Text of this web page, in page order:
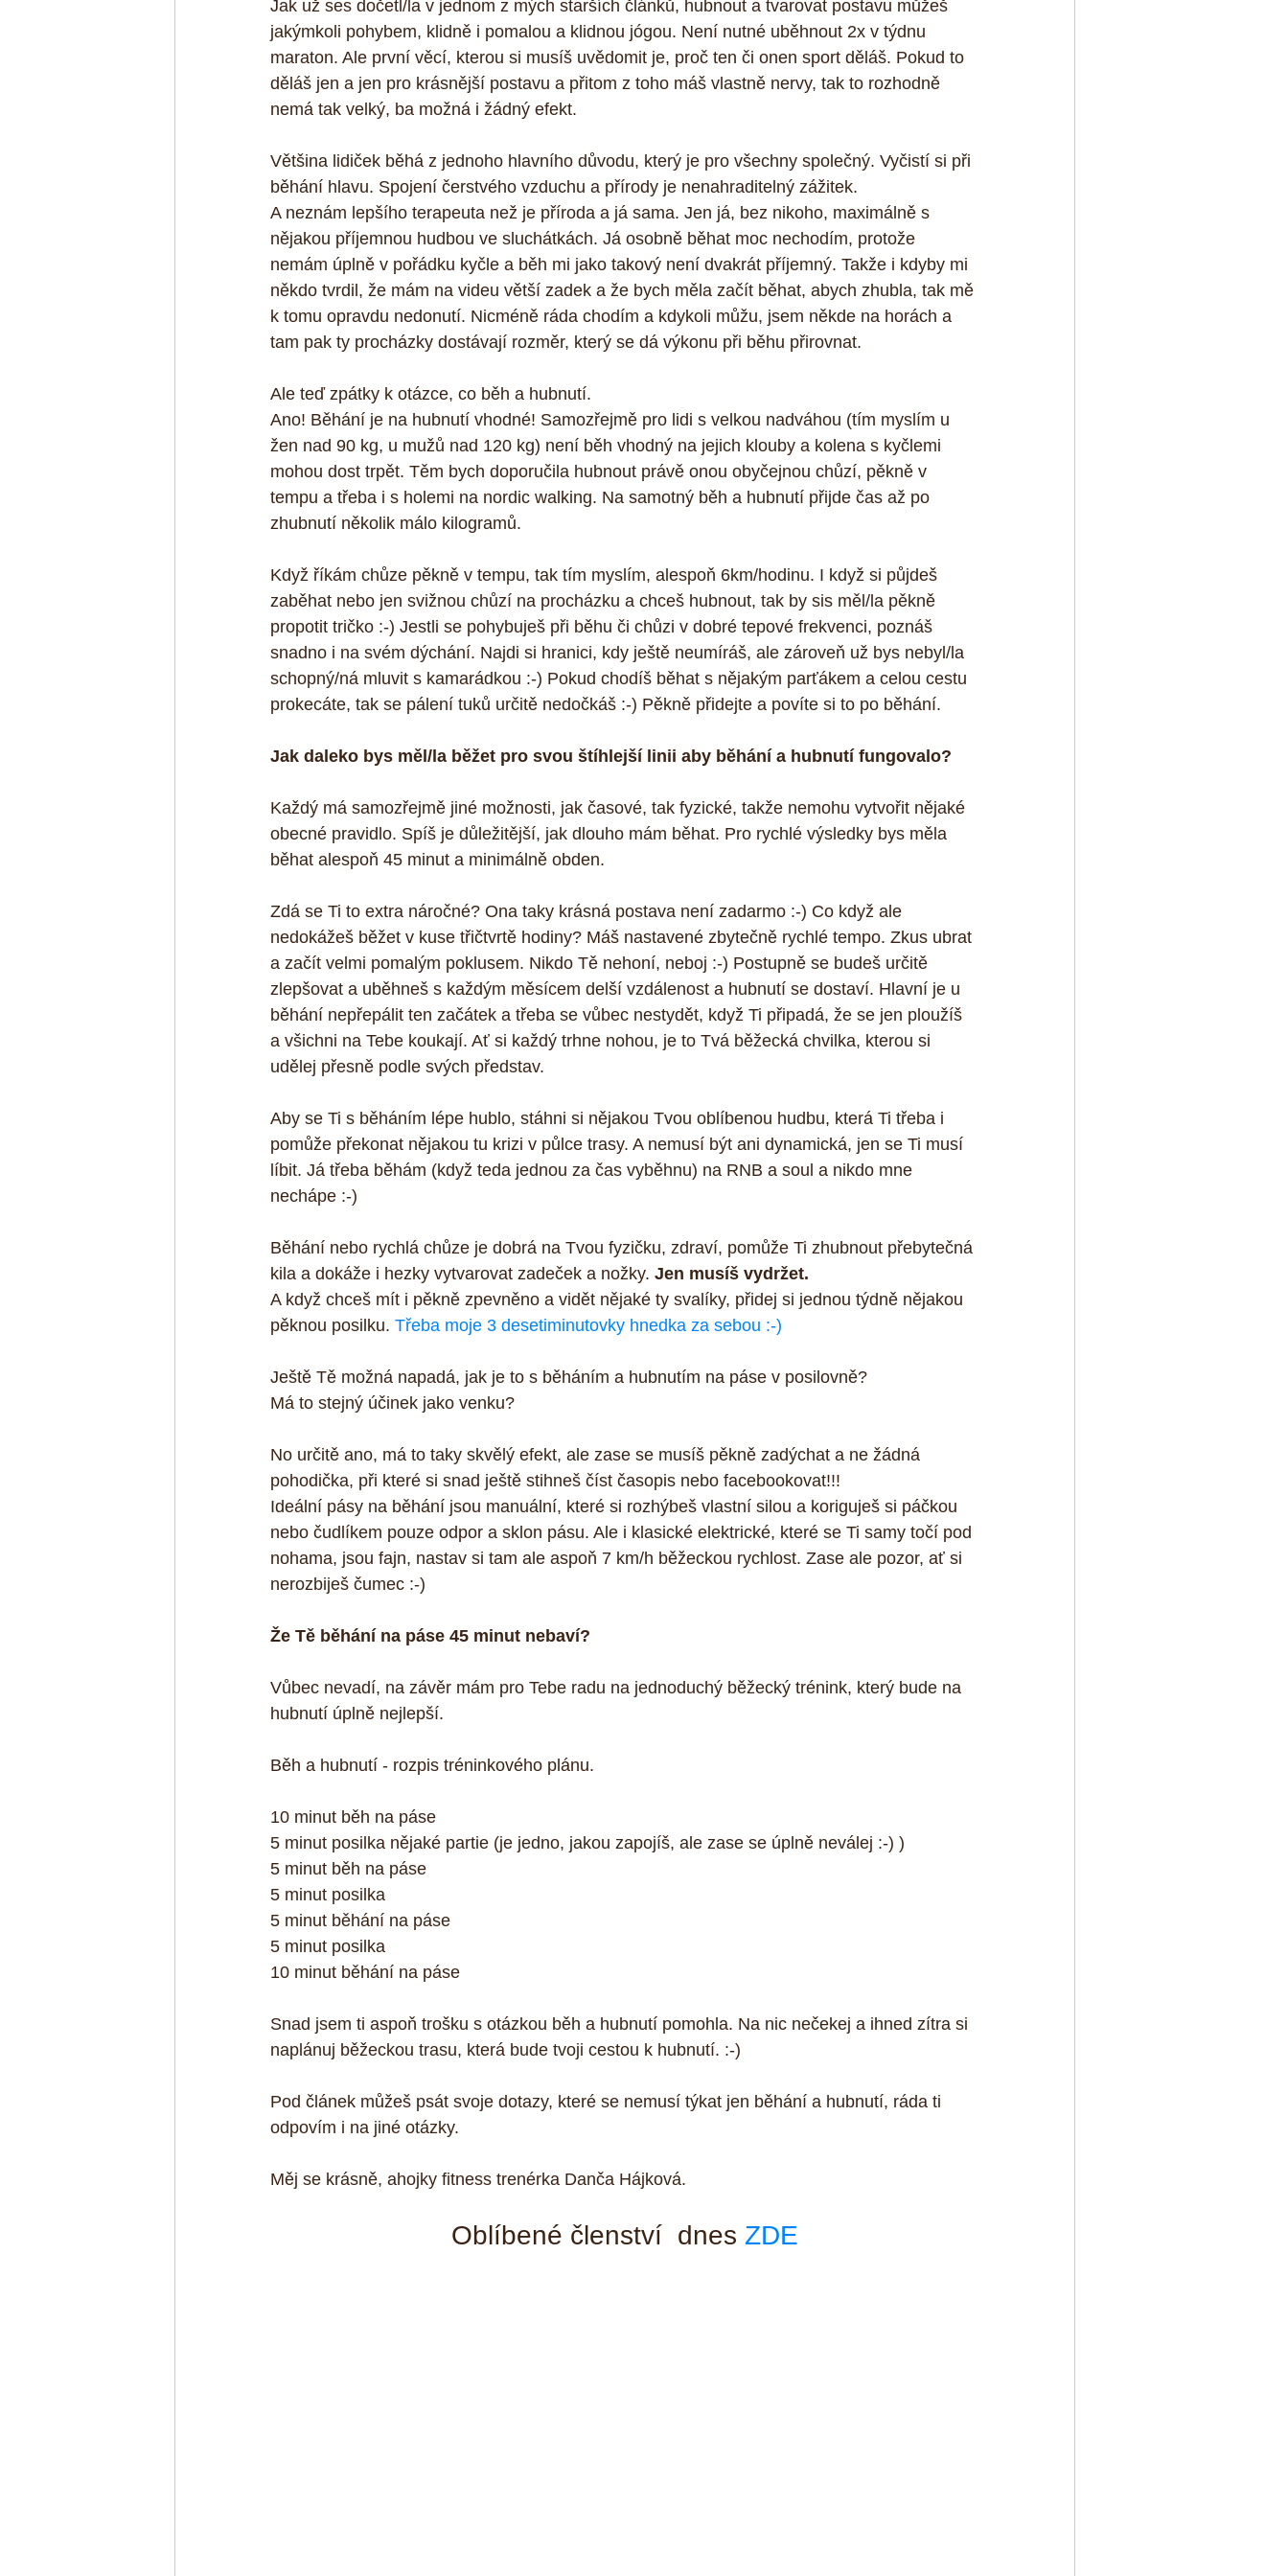
Jak už ses dočetl/la v jednom z mých starších článků, hubnout a tvarovat postavu můžeš
jakýmkoli pohybem, klidně i pomalou a klidnou jógou. Není nutné uběhnout 2x v týdnu
maraton. Ale první věcí, kterou si musíš uvědomit je, proč ten či onen sport děláš. Pokud to
děláš jen a jen pro krásnější postavu a přitom z toho máš vlastně nervy, tak to rozhodně
nemá tak velký, ba možná i žádný efekt.
Většina lidiček běhá z jednoho hlavního důvodu, který je pro všechny společný. Vyčistí si při
běhání hlavu. Spojení čerstvého vzduchu a přírody je nenahraditelný zážitek.
A neznám lepšího terapeuta než je příroda a já sama. Jen já, bez nikoho, maximálně s
nějakou příjemnou hudbou ve sluchátkách. Já osobně běhat moc nechodím, protože
nemám úplně v pořádku kyčle a běh mi jako takový není dvakrát příjemný. Takže i kdyby mi
někdo tvrdil, že mám na videu větší zadek a že bych měla začít běhat, abych zhubla, tak mě
k tomu opravdu nedonutí. Nicméně ráda chodím a kdykoli můžu, jsem někde na horách a
tam pak ty procházky dostávají rozměr, který se dá výkonu při běhu přirovnat.
Ale teď zpátky k otázce, co běh a hubnutí.
Ano! Běhání je na hubnutí vhodné! Samozřejmě pro lidi s velkou nadváhou (tím myslím u
žen nad 90 kg, u mužů nad 120 kg) není běh vhodný na jejich klouby a kolena s kyčlemi
mohou dost trpět. Těm bych doporučila hubnout právě onou obyčejnou chůzí, pěkně v
tempu a třeba i s holemi na nordic walking. Na samotný běh a hubnutí přijde čas až po
zhubnutí několik málo kilogramů.
Když říkám chůze pěkně v tempu, tak tím myslím, alespoň 6km/hodinu. I když si půjdeš
zaběhat nebo jen svižnou chůzí na procházku a chceš hubnout, tak by sis měl/la pěkně
propotit tričko :-) Jestli se pohybuješ při běhu či chůzi v dobré tepové frekvenci, poznáš
snadno i na svém dýchání. Najdi si hranici, kdy ještě neumíráš, ale zároveň už bys nebyl/la
schopný/ná mluvit s kamarádkou :-) Pokud chodíš běhat s nějakým parťákem a celou cestu
prokecáte, tak se pálení tuků určitě nedočkáš :-) Pěkně přidejte a povíte si to po běhání.
Jak daleko bys měl/la běžet pro svou štíhlejší linii aby běhání a hubnutí fungovalo?
Každý má samozřejmě jiné možnosti, jak časové, tak fyzické, takže nemohu vytvořit nějaké
obecné pravidlo. Spíš je důležitější, jak dlouho mám běhat. Pro rychlé výsledky bys měla
běhat alespoň 45 minut a minimálně obden.
Zdá se Ti to extra náročné? Ona taky krásná postava není zadarmo :-) Co když ale
nedokážeš běžet v kuse třičtvrtě hodiny? Máš nastavené zbytečně rychlé tempo. Zkus ubrat
a začít velmi pomalým poklusem. Nikdo Tě nehoní, neboj :-) Postupně se budeš určitě
zlepšovat a uběhneš s každým měsícem delší vzdálenost a hubnutí se dostaví. Hlavní je u
běhání nepřepálit ten začátek a třeba se vůbec nestydět, když Ti připadá, že se jen ploužíš
a všichni na Tebe koukají. Ať si každý trhne nohou, je to Tvá běžecká chvilka, kterou si
udělej přesně podle svých představ.
Aby se Ti s běháním lépe hublo, stáhni si nějakou Tvou oblíbenou hudbu, která Ti třeba i
pomůže překonat nějakou tu krizi v půlce trasy. A nemusí být ani dynamická, jen se Ti musí
líbit. Já třeba běhám (když teda jednou za čas vyběhnu) na RNB a soul a nikdo mne
nechápe :-)
Běhání nebo rychlá chůze je dobrá na Tvou fyzičku, zdraví, pomůže Ti zhubnout přebytečná
kila a dokáže i hezky vytvarovat zadeček a nožky. Jen musíš vydržet.
A když chceš mít i pěkně zpevněno a vidět nějaké ty svalíky, přidej si jednou týdně nějakou
pěknou posilku. Třeba moje 3 desetiminutovky hnedka za sebou :-)
Ještě Tě možná napadá, jak je to s běháním a hubnutím na páse v posilovně?
Má to stejný účinek jako venku?
No určitě ano, má to taky skvělý efekt, ale zase se musíš pěkně zadýchat a ne žádná
pohodička, při které si snad ještě stihneš číst časopis nebo facebookovat!!!
Ideální pásy na běhání jsou manuální, které si rozhýbeš vlastní silou a koriguješ si páčkou
nebo čudlíkem pouze odpor a sklon pásu. Ale i klasické elektrické, které se Ti samy točí pod
nohama, jsou fajn, nastav si tam ale aspoň 7 km/h běžeckou rychlost. Zase ale pozor, ať si
nerozbiješ čumec :-)
Že Tě běhání na páse 45 minut nebaví?
Vůbec nevadí, na závěr mám pro Tebe radu na jednoduchý běžecký trénink, který bude na
hubnutí úplně nejlepší.
Běh a hubnutí - rozpis tréninkového plánu.
10 minut běh na páse
5 minut posilka nějaké partie (je jedno, jakou zapojíš, ale zase se úplně neválej :-) )
5 minut běh na páse
5 minut posilka
5 minut běhání na páse
5 minut posilka
10 minut běhání na páse
Snad jsem ti aspoň trošku s otázkou běh a hubnutí pomohla. Na nic nečekej a ihned zítra si
naplánuj běžeckou trasu, která bude tvoji cestou k hubnutí. :-)
Pod článek můžeš psát svoje dotazy, které se nemusí týkat jen běhání a hubnutí, ráda ti
odpovím i na jiné otázky.
Měj se krásně, ahojky fitness trenérka Danča Hájková.
Oblíbené členství  dnes ZDE